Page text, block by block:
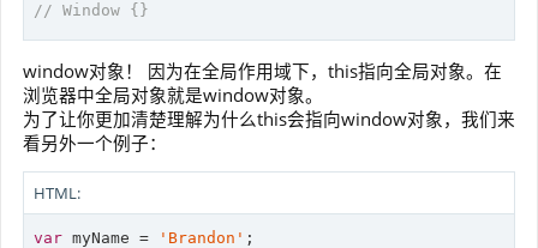
// Window {}
window对象！ 因为在全局作用域下，this指向全局对象。在
浏览器中全局对象就是window对象。
为了让你更加清楚理解为什么this会指向window对象，我们来
看另外一个例子：
HTML:
var myName = 'Brandon'